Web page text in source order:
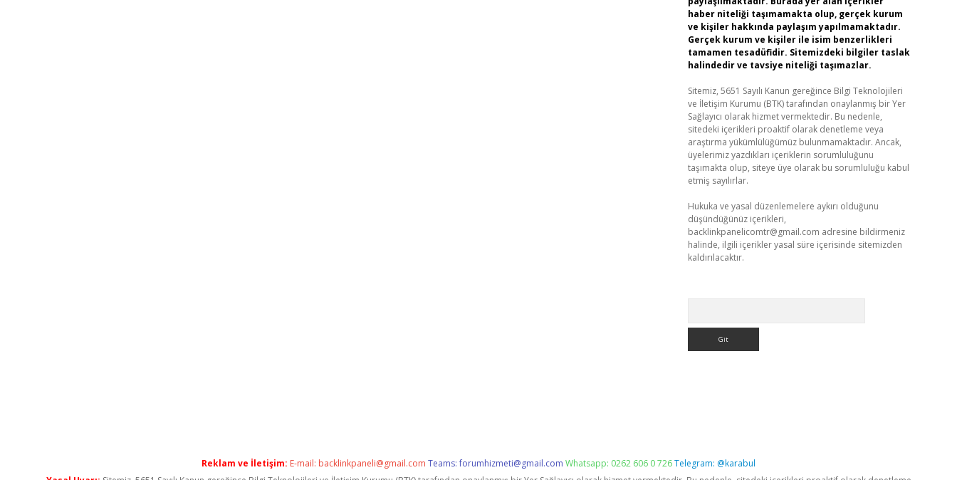
haber niteliği taşımamakta olup, gerçek kurum
ve kişiler hakkında paylaşım yapılmamaktadır.
Gerçek kurum ve kişiler ile isim benzerlikleri
tamamen tesadüfidir. Sitemizdeki bilgiler taslak
halindedir ve tavsiye niteliği taşımazlar.
Sitemiz, 5651 Sayılı Kanun gereğince Bilgi Teknolojileri
ve İletişim Kurumu (BTK) tarafından onaylanmış bir Yer
Sağlayıcı olarak hizmet vermektedir. Bu nedenle,
sitedeki içerikleri proaktif olarak denetleme veya
araştırma yükümlülüğümüz bulunmamaktadır. Ancak,
üyelerimiz yazdıkları içeriklerin sorumluluğunu
taşımakta olup, siteye üye olarak bu sorumluluğu kabul
etmiş sayılırlar.
Hukuka ve yasal düzenlemelere aykırı olduğunu
düşündüğünüz içerikleri,
backlinkpanelicomtr@gmail.com adresine bildirmeniz
halinde, ilgili içerikler yasal süre içerisinde sitemizden
kaldırılacaktır.
Reklam ve İletişim: E-mail: backlinkpaneli@gmail.com Teams:forumhizmeti@gmail.com Whatsapp: 0262 606 0 726Telegram: @karabul